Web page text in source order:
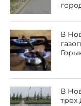
В
В
трёх